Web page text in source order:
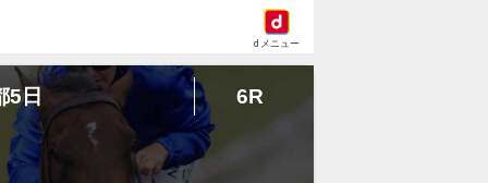
dメニュー
5日 6R